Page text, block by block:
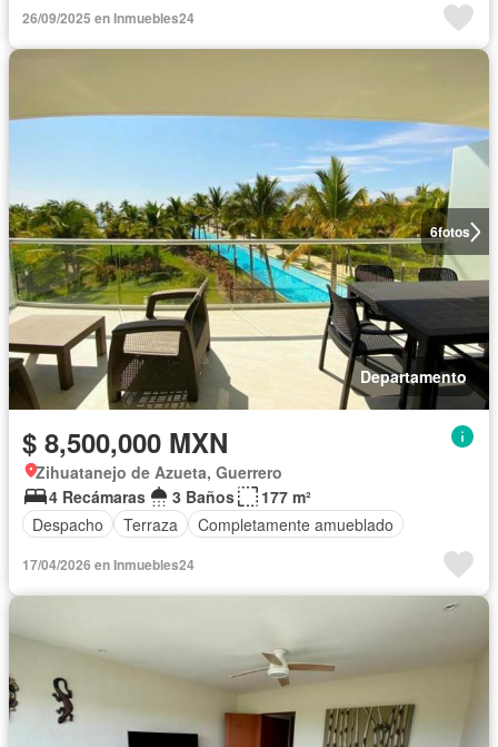
26/09/2025 en Inmuebles24
6fotos
Departamento
$ 8,500,000 MXN
Zihuatanejo de Azueta, Guerrero
4 Recámaras
3 Baños
177 m²
Despacho
Terraza Completamente amueblado
17/04/2026 en Inmuebles24